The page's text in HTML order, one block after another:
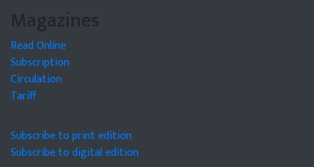
Magazines
Read Online
Subscription
Circulation
Tariff
Subscribe to print edition
Subscribe to digital edition